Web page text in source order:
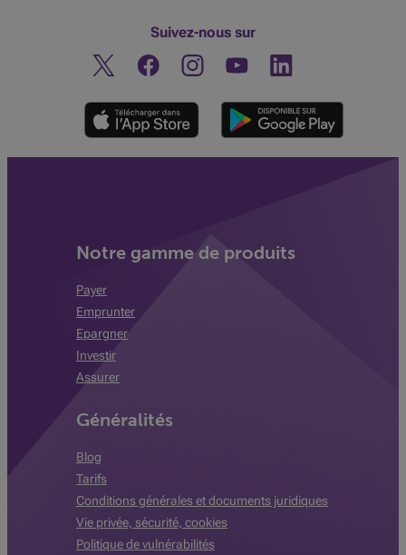
Suivez-nous sur
Twitter FacebookInstagramDécouvrez notre chaine
Linkedin
Notre gamme de produits
Payer
Emprunter
Epargner
Investir
Assurer
Généralités
Blog
Tarifs
Conditions générales et documents juridiques
Vie privée, sécurité, cookies
Politique de vulnérabilités